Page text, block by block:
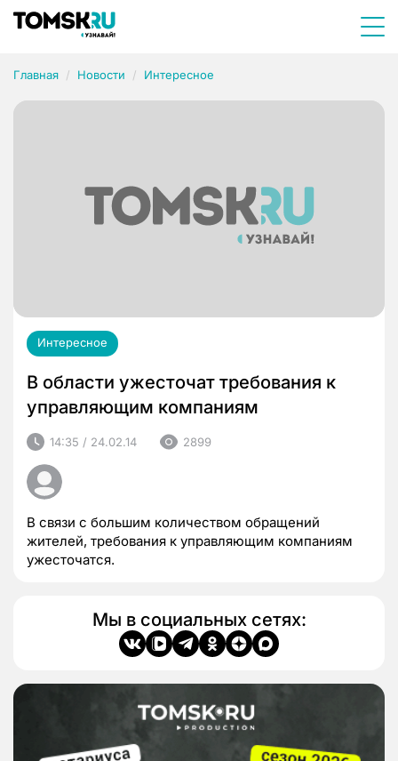
Главная Новости Интересное
Интересное
В области ужесточат требования к
управляющим компаниям
14:35 / 24.02.14 2899
В связи с большим количеством обращений
жителей, требования к управляющим компаниям
ужесточатся.
Мы в социальных сетях: